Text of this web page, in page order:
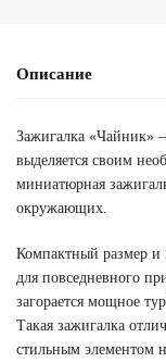
Описание
Зажигалка «Чайник»
выделяется своим
миниатюрная
окружающих.
Компактный размер и
для повседневного
загорается мощное
Такая зажигалка
стильным элементом